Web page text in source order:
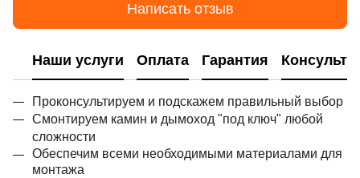
Написать отзыв
Наши услуги Оплата Гарантия
Проконсультируем и подскажем правильный выбор
Смонтируем камин и дымоход "под ключ" любой
сложности
Обеспечим всеми необходимыми материалами для
монтажа